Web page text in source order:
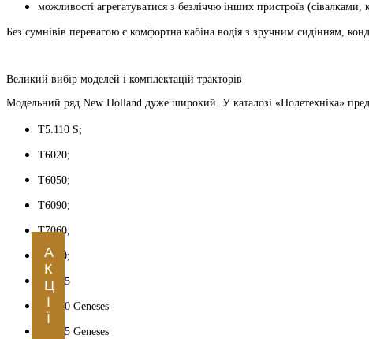
А
К
Ц
І
Ї
можливості агрегатуватися з безліччю інших пристроїв
Без сумнівів перевагою є комфортна кабіна водія з зручним сидінням,
Великий вибір моделей і комплектацій тракторів
Модельний ряд New Holland дуже широкий. У каталозі «Полетехніка»
T5.110 S;
T6020;
T6050;
T6090;
T7060;
Т7070;
T7.315
T8.410 Geneses
T8.435 Geneses